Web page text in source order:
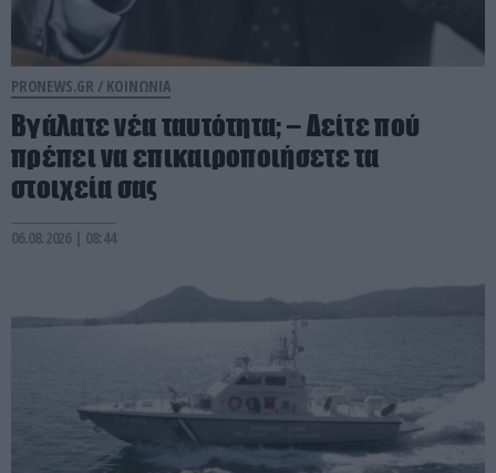
PRONEWS.GR / ΚΟΙΝΩΝΙΑ
Βγάλατε νέα ταυτότητα; – Δείτε πού
πρέπει να επικαιροποιήσετε τα
στοιχεία σας
06.08.2026 | 08:44